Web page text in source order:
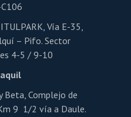
Vía E-35,
– Pifo. Sector
4-5 / 9-10
Beta, Complejo de
9 1/2 vía a Daule.